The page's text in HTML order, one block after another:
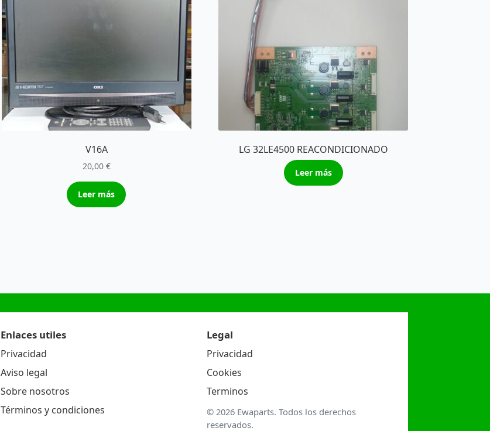
V16A
20,00 €
Leer más
LG 32LE4500 REACONDICIONADO
Leer más
Enlaces utiles
Privacidad
Aviso legal
Sobre nosotros
Términos y condiciones
Legal
Privacidad
Cookies
Terminos
© 2026 Ewaparts. Todos los derechos
reservados.